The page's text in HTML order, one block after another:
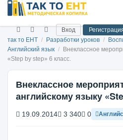
Вход
так то ЕНТ / Разработки уроков /
Английский язык /
Внеклассное
«Step by step» 6 класс.
Внеклассное
английскому языку
19.09.2014 3 340 0